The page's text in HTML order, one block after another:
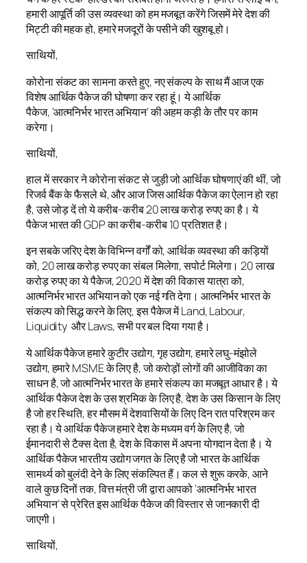
हमारी आपूर्ति की उस व्यवस्था को हम मजबूत करेंगे जिसमें मेरे देश की
मिट्टी की महक हो, हमारे मजदूरों के पसीने की खुशबू हो।
साथियों,
कोरोना संकट का सामना करते हुए, नए संकल्प के साथ मैं आज एक
विशेष आर्थिक पैकेज की घोषणा कर रहा हूं। ये आर्थिक
पैकेज, ‘आत्मनिर्भर भारत अभियान’ की अहम कड़ी के तौर पर काम
करेगा।
साथियों,
हाल में सरकार ने कोरोना संकट से जुड़ी जो आर्थिक घोषणाएं की थीं, जो
रिजर्व बैंक के फैसले थे, और आज जिस आर्थिक पैकेज का ऐलान हो रहा
है, उसे जोड़ दें तो ये करीब-करीब 20 लाख करोड़ रुपए का है। ये
पैकेज भारत की GDP का करीब-करीब 10 प्रतिशत है।
इन सबके जरिए देश के विभिन्न वर्गों को, आर्थिक व्यवस्था की कड़ियों
को, 20 लाख करोड़ रुपए का संबल मिलेगा, सपोर्ट मिलेगा। 20 लाख
करोड़ रुपए का ये पैकेज, 2020 में देश की विकास यात्रा को,
आत्मनिर्भर भारत अभियान को एक नई गति देगा। आत्मनिर्भर भारत के
संकल्प को सिद्ध करने के लिए, इस पैकेज में Land, Labour,
Liquidity और Laws, सभी पर बल दिया गया है।
ये आर्थिक पैकेज हमारे कुटीर उद्योग, गृह उद्योग, हमारे लघु-मंझोले
उद्योग, हमारे MSME के लिए है, जो करोड़ों लोगों की आजीविका का
साधन है, जो आत्मनिर्भर भारत के हमारे संकल्प का मजबूत आधार है। ये
आर्थिक पैकेज देश के उस श्रमिक के लिए है, देश के उस किसान के लिए
है जो हर स्थिति, हर मौसम में देशवासियों के लिए दिन रात परिश्रम कर
रहा है। ये आर्थिक पैकेज हमारे देश के मध्यम वर्ग के लिए है, जो
ईमानदारी से टैक्स देता है, देश के विकास में अपना योगदान देता है। ये
आर्थिक पैकेज भारतीय उद्योग जगत के लिए है जो भारत के आर्थिक
सामर्थ्य को बुलंदी देने के लिए संकल्पित हैं। कल से शुरू करके, आने
वाले कुछ दिनों तक, वित्त मंत्री जी द्वारा आपको ‘आत्मनिर्भर भारत
अभियान’ से प्रेरित इस आर्थिक पैकेज की विस्तार से जानकारी दी
जाएगी।
साथियों,